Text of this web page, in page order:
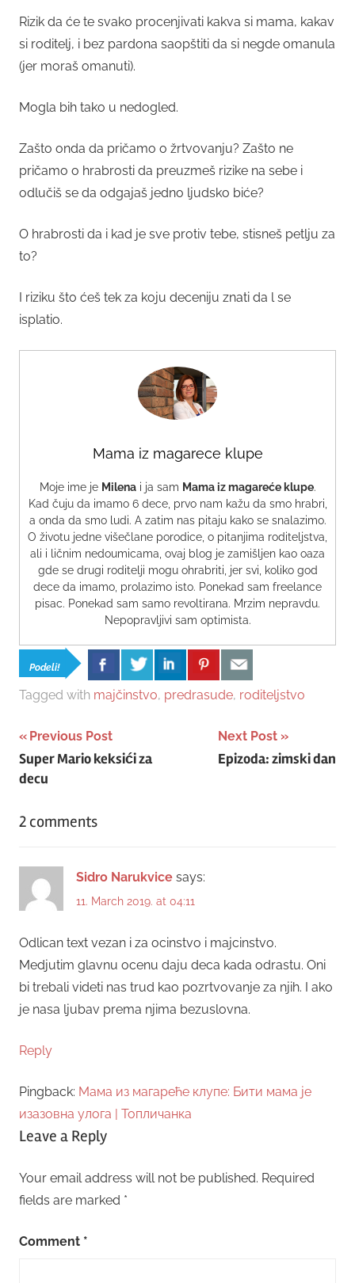
Rizik da će te svako procenjivati kakva si mama, kakav
si roditelj, i bez pardona saopštiti da si negde omanula
(jer moraš omanuti).
Mogla bih tako u nedogled.
Zašto onda da pričamo o žrtvovanju? Zašto ne
pričamo o hrabrosti da preuzmeš rizike na sebe i
odlučiš se da odgajaš jedno ljudsko biće?
O hrabrosti da i kad je sve protiv tebe, stisneš petlju za
to?
I riziku što ćeš tek za koju deceniju znati da l se
isplatio.
Mama iz magarece klupe
Moje ime je Milenai ja sam Mama iz magareće klupe.
Kad čuju da imamo 6 dece, prvo nam kažu da smo hrabri,
a onda da smo ludi. A zatim nas pitaju kako se snalazimo.
O životu jedne višečlane porodice, o pitanjima roditeljstva,
ali i ličnim nedoumicama, ovaj blog je zamišljen kao oaza
gde se drugi roditelji mogu ohrabriti, jer svi, koliko god
dece da imamo, prolazimo isto. Ponekad sam freelance
pisac. Ponekad sam samo revoltirana. Mrzim nepravdu.
Nepopravljivi sam optimista.
Podeli!
Tagged with majčinstvo, predrasude, roditeljstvo
Post
navigation
Previous Post
Super Mario keksići za
decu
Next Post
Epizoda: zimski dan
2 comments
Sidro Narukvice says:
11. March 2019. at 04:11
Odlican text vezan i za ocinstvo i majcinstvo.
Medjutim glavnu ocenu daju deca kada odrastu. Oni
bi trebali videti nas trud kao pozrtvovanje za njih. I ako
je nasa ljubav prema njima bezuslovna.
Reply
Pingback: Мама из магареће клупе: Бити мама је
изазовна улога | Топличанка
Leave a Reply
Your email address will not be published. Required
fields are marked *
Comment *